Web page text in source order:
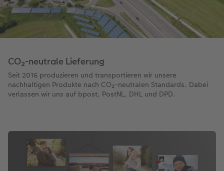
CO₂-neutrale Lieferung
Seit 2016 produzieren und transportieren wir unsere
nachhaltigen Produkte nach CO₂-neutralen Standards. Dabei
verlassen wir uns auf bpost, PostNL, DHL und DPD.